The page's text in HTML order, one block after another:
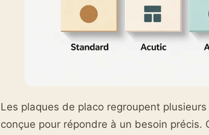
Les plaques de placo regroupent
conçue pour répondre à un besoin précis.